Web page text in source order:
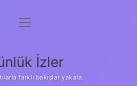
Anasayfa
Yasal Uyarı
menüyü
İzler
farklı bakışlar yakala.